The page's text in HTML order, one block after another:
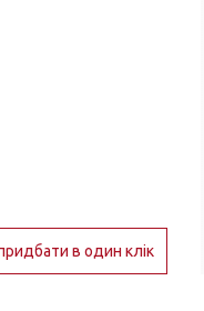
в один клік